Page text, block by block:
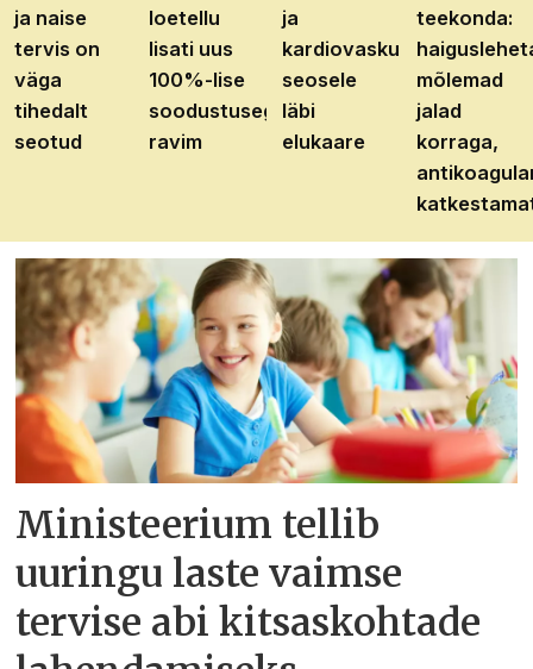
ja naise
tervis on
väga
tihedalt
seotud
loetellu
lisati uus
100%-lise
soodustusega
ravim
ja
kardiovaskulaarhaiguste
seosele
läbi
elukaare
teekonda:
mõlemad
jalad
korraga,
Ministeerium tellib
uuringu laste vaimse
tervise abi kitsaskohtade